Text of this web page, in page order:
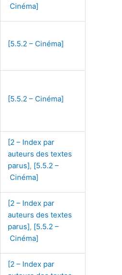
Cinéma]
[5.5.2 – Cinéma]
[5.5.2 – Cinéma]
[2 – Index par
auteurs des textes
parus], [5.5.2 –
Cinéma]
[2 – Index par
auteurs des textes
parus], [5.5.2 –
Cinéma]
[2 – Index par